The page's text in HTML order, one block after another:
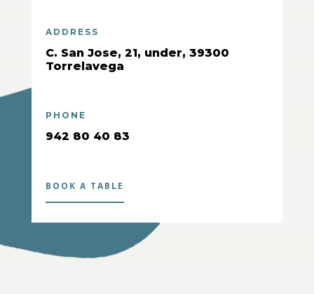
ADDRESS
C. San Jose, 21, under, 39300
Torrelavega
PHONE
942 80 40 83
BOOK A TABLE